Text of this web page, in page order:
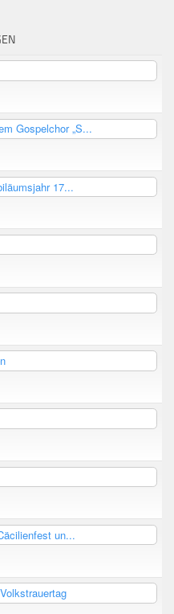
Gospelchor „S...
17...
un...